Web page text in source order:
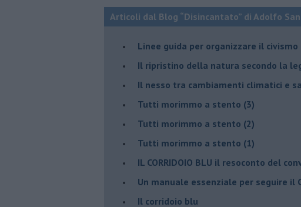
Articoli dal Blog “Disincantato” di Adolfo
​Linee guida per organizzare il
​Il ripristino della natura secondo la
Il nesso tra cambiamenti climatici e
Tutti morimmo a stento (3)
Tutti morimmo a stento (2)
​Tutti morimmo a stento (1)
IL CORRIDOIO BLU il resoconto del
Un manuale essenziale per seguire il
Il corridoio blu